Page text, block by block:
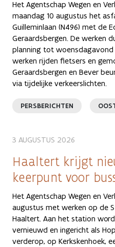
Het Agentschap Wegen en
maandag 10 augustus het
Guilleminlaan (N496) met de
Geraardsbergen. De werken
planning tot woensdagavond
werken rijden fietsers en
Geraardsbergen en Bever
via tijdelijke verkeerslichten.
PERSBERICHTEN
3 AUGUSTUS 2026
Haaltert krijgt
keerpunt voor
Het Agentschap Wegen en
augustus met werken op de
Haaltert. Aan het station
vernieuwd en ingericht als
verderop, op Kerkskenhoek,